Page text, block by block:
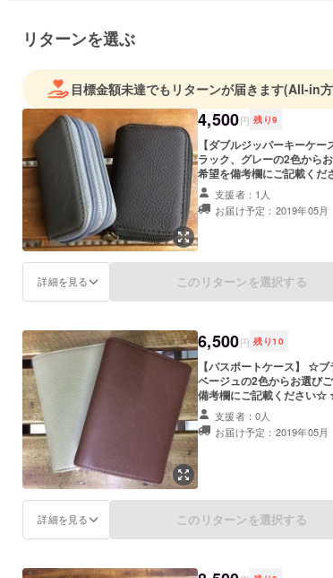
また、フィリピンの貧困層の子供達へ文房具を届ける
リターンを選ぶ
目標金額未達でもリターンが届きます(All-in
4,500円 残り9
【ダブルジッパーキーケ
ラック、グレーの2色から
希望を備考欄にご記載くだ
フィリピン産牛革使用☆ ☆
ケースが片側についているの
ちょっとしたお出かけに便
します☆ ☆出荷は日本から
す☆ ☆税込・送料込み☆
支援者：1人
お届け予定：2019年05月
詳細を見る このリターンを選択する
6,500円 残り10
【パスポートケース】 ☆ブラウン、
ベージュの2色からお選び
備考欄にご記載ください☆ ☆フィリ
ピン産牛革使用☆ ☆内側に14枚の
カード収納可能☆ ☆現地からのエ
アーメール付き☆ ☆エアー
支援者：0人
お届け予定：2019年05月
詳細を見る このリターンを選択する